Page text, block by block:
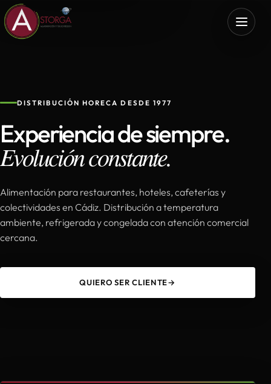
DISTRIBUCIÓN HORECA DESDE 1977
Experiencia de siempre.
Evolución constante.
Alimentación para restaurantes, hoteles, cafeterías y
colectividades en Cádiz. Distribución a temperatura
ambiente, refrigerada y congelada con atención comercial
cercana.
QUIERO SER CLIENTE→